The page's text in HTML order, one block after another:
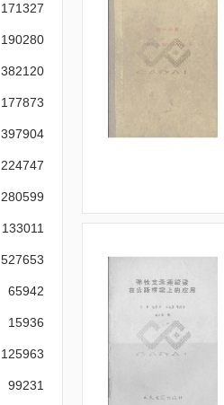
171327
190280
382120
177873
397904
224747
280599
133011
527653
65942
15936
125963
99231